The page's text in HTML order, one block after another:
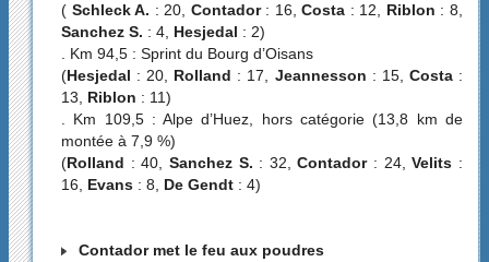
( Schleck A. : 20, Contador: 16,Costa : 12, Riblon : 8,
Sanchez S. : 4, Hesjedal : 2)
. Km 94,5 : Sprint du Bourg d’Oisans
(Hesjedal : 20, Rolland : 17, Jeannesson : 15, Costa:
13, Riblon : 11)
. Km 109,5 : Alpe d’Huez, hors catégorie (13,8 km de
montée à 7,9 %)
(Rolland : 40, Sanchez S. : 32,Contador: 24,Velits :
16, Evans : 8, De Gendt : 4)
Contador met le feu aux poudres